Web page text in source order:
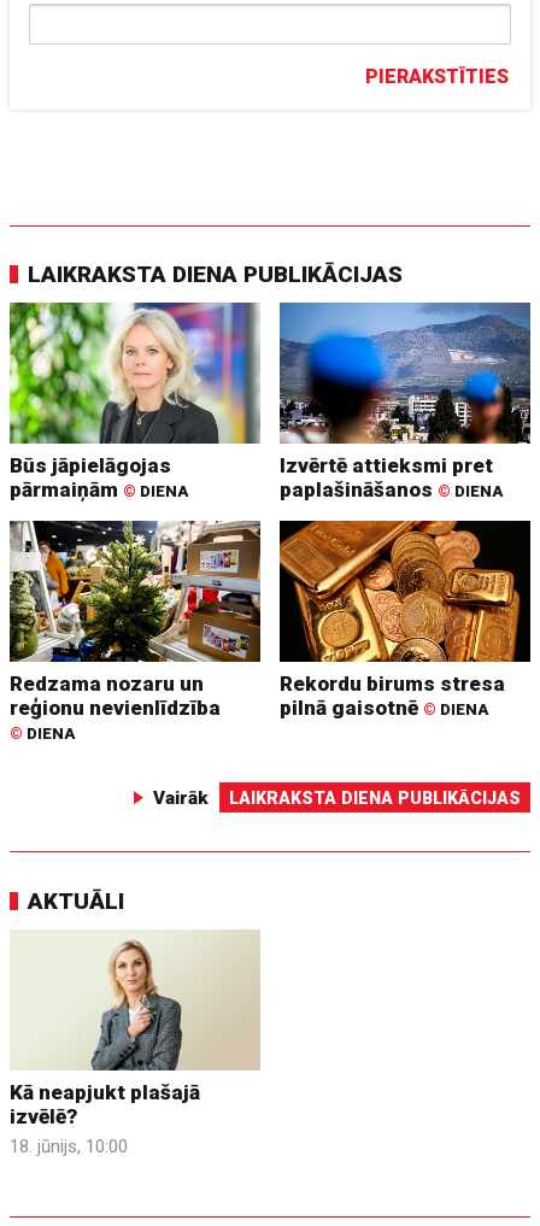
PIERAKSTĪTIES
LAIKRAKSTA DIENA PUBLIKĀCIJAS
Būs jāpielāgojas
pārmaiņām © DIENA
Izvērtē attieksmi pret
paplašināšanos © DIENA
Redzama nozaru un
reģionu nevienlīdzība
© DIENA
Rekordu birums stresa
pilnā gaisotnē © DIENA
Vairāk LAIKRAKSTA DIENA PUBLIKĀCIJAS
AKTUĀLI
Kā neapjukt plašajā
izvēlē?
18. jūnijs, 10:00